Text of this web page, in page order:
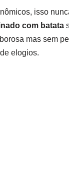
isso
com batata
mas sem
elogios.